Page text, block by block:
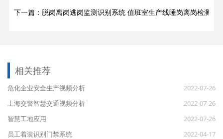
下一篇：脱岗离岗逃岗监测识别系统 值班室生产线睡岗离岗检测系
相关推荐
危化企业安全生产视频分析
2022-07-26
上海交警智慧交通视频分析
2022-07-26
智慧工地应用
2022-07-26
员工着装识别门禁系统
2022-04-17